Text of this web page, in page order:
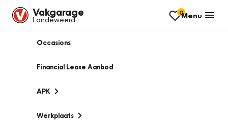
Vakgarage
Landeweerd
0Menu
Occasions
Financial Lease Aanbod
APK
Werkplaats